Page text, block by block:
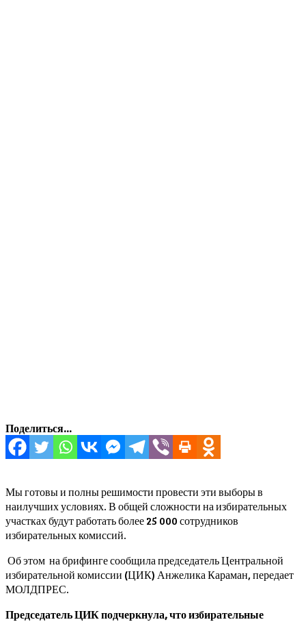
Поделиться...
Мы готовы и полны решимости провести эти выборы в
наилучших условиях. В общей сложности на избирательных
участках будут работать более 25 000 сотрудников
избирательных комиссий.
Об этом на брифинге сообщила председатель Центральной
избирательной комиссии (ЦИК) Анжелика Караман, передает
МОЛДПРЕС.
Председатель ЦИК подчеркнула, что избирательные